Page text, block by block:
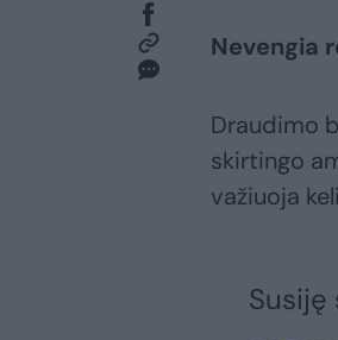
Nevengia
Draudimo
skirtingo
važiuoja
Susiję